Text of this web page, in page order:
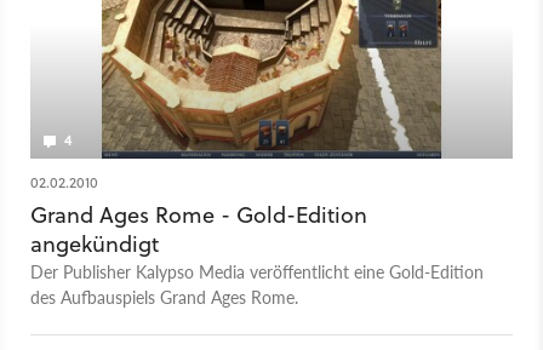
4
02.02.2010
Grand Ages Rome - Gold-Edition
angekündigt
Der Publisher Kalypso Media veröffentlicht eine Gold-Edition
des Aufbauspiels Grand Ages Rome.